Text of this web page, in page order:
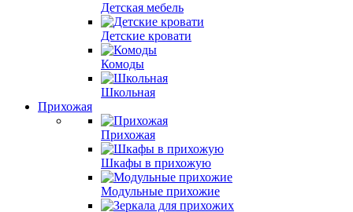
Детская мебель
Детские кровати
Комоды
Школьная
Прихожая
Прихожая
Шкафы в прихожую
Модульные прихожие